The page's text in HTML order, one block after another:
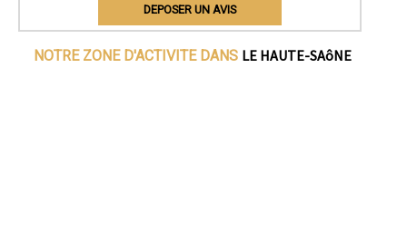
DEPOSER UN AVIS
NOTRE ZONE D'ACTIVITE DANS LE HAUTE-SAôNE